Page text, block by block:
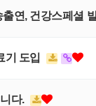
연, 건강스페셜
기 도입
다.